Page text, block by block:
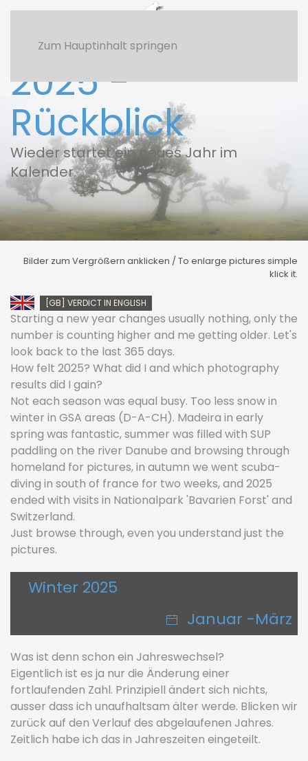
Zum Hauptinhalt springen
2025 -
Rückblick
Wieder startet ein neues Jahr im
Kalender.
Bilder zum Vergrößern anklicken / To enlarge pictures simple
klick it.
[GB] VERDICT IN ENGLISH
Starting a new year changes usually nothing, only the
number is counting higher and me getting older. Let's
look back to the last 365 days.
How felt 2025? What did I and which photography
results did I gain?
Not each season was equal busy. Too less snow in
winter in GSA areas (D-A-CH). Madeira in early
spring was fantastic, summer was filled with SUP
paddling on the river Danube and browsing through
homeland for pictures, in autumn we went scuba-
diving in south of france for two weeks, and 2025
ended with visits in Nationalpark 'Bavarien Forst' and
Switzerland.
Just browse through, even you understand just the
pictures.
Winter 2025
Januar -März
Was ist denn schon ein Jahreswechsel?
Eigentlich ist es ja nur die Änderung einer
fortlaufenden Zahl. Prinzipiell ändert sich nichts,
ausser dass ich unaufhaltsam älter werde. Blicken wir
zurück auf den Verlauf des abgelaufenen Jahres.
Zeitlich habe ich das in Jahreszeiten eingeteilt.